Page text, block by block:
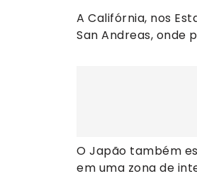
A Califórnia, nos
San Andreas, onde
O Japão também
em uma zona de